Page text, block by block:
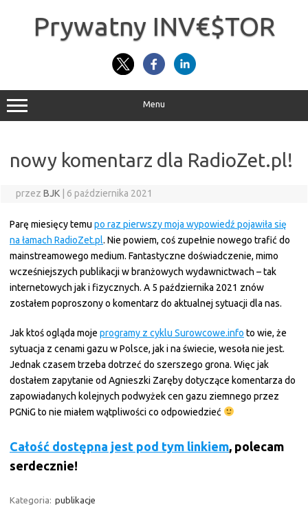
Prywatny INV€$TOR
Menu
nowy komentarz dla RadioZet.pl!
przez BJK 6 października 2021
Parę miesięcy temu po raz pierwszy moja wypowiedź pojawiła się
na łamach RadioZet.pl. Nie powiem, coś zupełnie nowego trafić do
mainstreamowego medium. Fantastyczne doświadczenie, mimo
wcześniejszych publikacji w branżowych wydawnictwach – tak
internetowych jak i fizycznych. A 5 października 2021 znów
zostałem poproszony o komentarz do aktualnej sytuacji dla nas.
Jak ktoś ogląda moje programy z cyklu Surowcowe.info to wie, że
sytuacja z cenami gazu w Polsce, jak i na świecie, wesoła nie jest.
Jednak czasem trzeba dotrzeć do szerszego grona. Więc jak
dostałem zapytanie od Agnieszki Zaręby dotyczące komentarza do
zapowiadanych kolejnych podwyżek cen gazu ziemnego przez
PGNiG to nie miałem wątpliwości co odpowiedzieć
Całość dostępna jest pod tym linkiem, polecam
serdecznie!
Kategoria: publikacje